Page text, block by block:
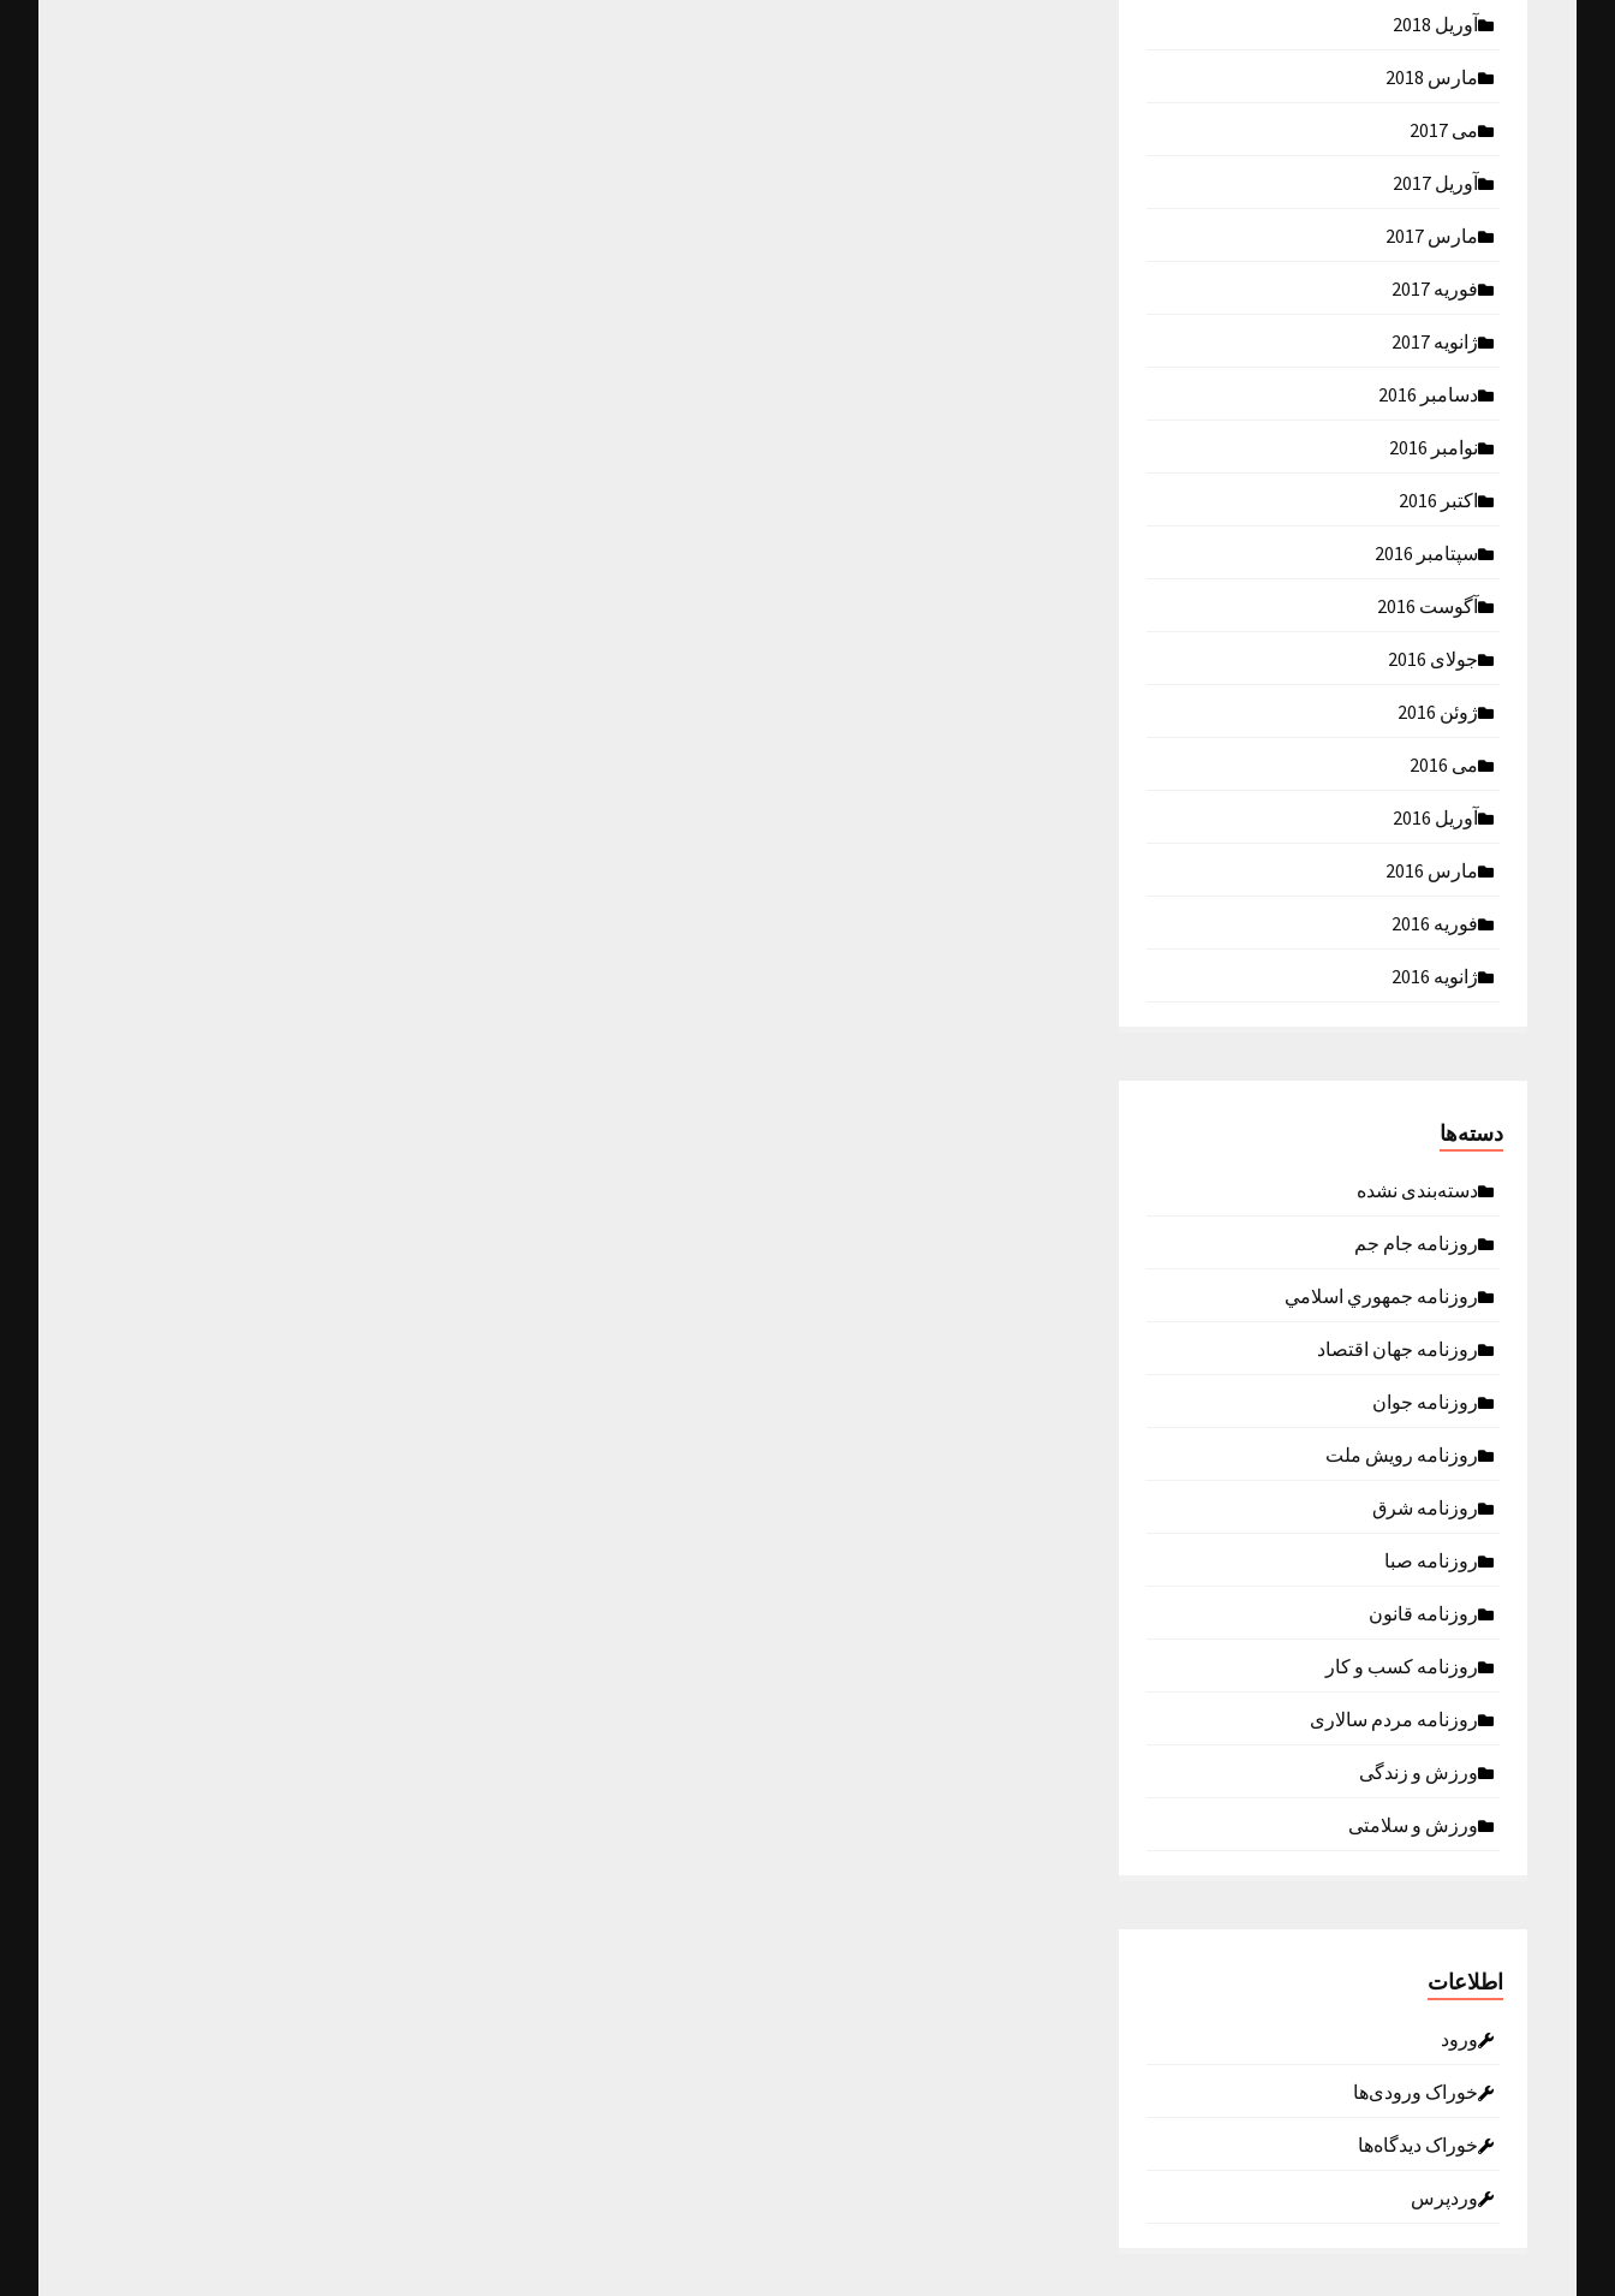
آوریل 2018
مارس 2018
می 2017
آوریل 2017
مارس 2017
فوریه 2017
ژانویه 2017
دسامبر 2016
نوامبر 2016
اکتبر 2016
سپتامبر 2016
آگوست 2016
جولای 2016
ژوئن 2016
می 2016
آوریل 2016
مارس 2016
فوریه 2016
ژانویه 2016
دسته‌ها
دسته‌بندی نشده
روزنامه جام جم
روزنامه جمهوري اسلامي
روزنامه جهان اقتصاد
روزنامه جوان
روزنامه رویش ملت
روزنامه شرق
روزنامه صبا
روزنامه قانون
روزنامه كسب و كار
روزنامه مردم سالاری
ورزش و زندگی
ورزش و سلامتی
اطلاعات
ورود
خوراک ورودی‌ها
خوراک دیدگاه‌ها
وردپرس